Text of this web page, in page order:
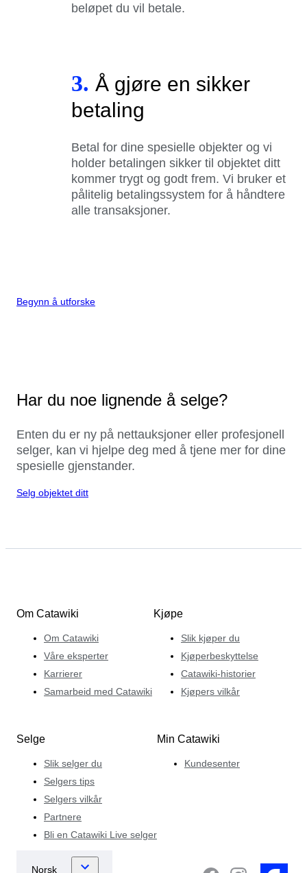
beløpet du vil betale.
3. Å gjøre en sikker
betaling
Betal for dine spesielle objekter og vi
holder betalingen sikker til objektet ditt
kommer trygt og godt frem. Vi bruker et
pålitelig betalingssystem for å håndtere
alle transaksjoner.
Begynn å utforske
Har du noe lignende å selge?
Enten du er ny på nettauksjoner eller profesjonell
selger, kan vi hjelpe deg med å tjene mer for dine
spesielle gjenstander.
Selg objektet ditt
Om Catawiki
Om Catawiki
Våre eksperter
Karrierer
Samarbeid med Catawiki
Kjøpe
Slik kjøper du
Kjøperbeskyttelse
Catawiki-historier
Kjøpers vilkår
Selge
Slik selger du
Selgers tips
Selgers vilkår
Partnere
Bli en Catawiki Live selger
Min Catawiki
Kundesenter